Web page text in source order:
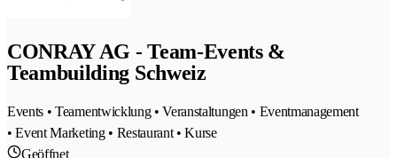
CONRAY AG - Team-Events &
Teambuilding Schweiz
Events • Teamentwicklung • Veranstaltungen • Eventmanagement
• Event Marketing • Restaurant • Kurse
Geöffnet